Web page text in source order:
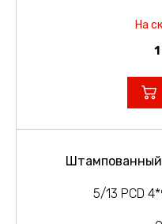
На
Штампованный
5/13 PCD